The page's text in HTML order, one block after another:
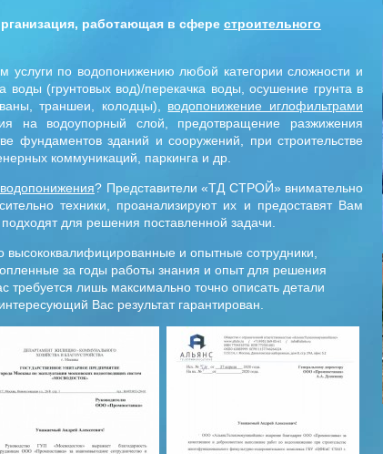
работающая в сфере строительного
услуги по водопонижению любой категории сложности и
воды (грунтовых вод)/перекачка воды, осушение грунта в
траншеи, колодцы), водопонижение иглофильтрами
на водоупорный слой, предотвращение разжижения
фундаментов зданий и сооружений, при строительстве
коммуникаций, паркинга и др.
? Представители «ТД СТРОЙ» внимательно
техники, проанализируют их и предоставят Вам
для решения поставленной задачи.
и опытные сотрудники,
за годы работы знания и опыт для решения
требуется лишь максимально точно описать детали
Вас результат гарантирован.